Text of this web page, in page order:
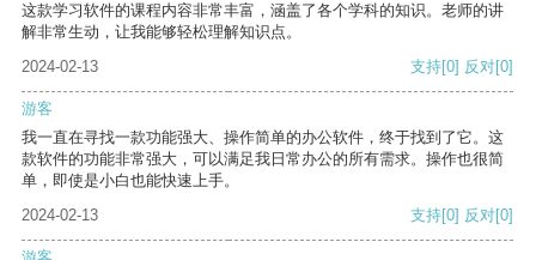
这款学习软件的课程内容非常丰富，涵盖了各个学科的知识。老师的讲
解非常生动，让我能够轻松理解知识点。
2024-02-13
支持[0] 反对[0]
游客
我一直在寻找一款功能强大、操作简单的办公软件，终于找到了它。这
款软件的功能非常强大，可以满足我日常办公的所有需求。操作也很简
单，即使是小白也能快速上手。
2024-02-13
支持[0] 反对[0]